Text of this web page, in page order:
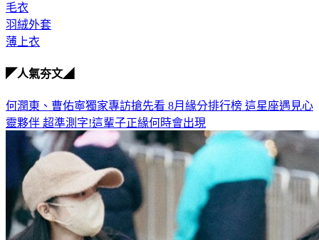
毛衣
羽絨外套
薄上衣
◤人氣夯文◢
何潤東、曹佑寧獨家專訪搶先看 8月緣分排行榜 這星座遇見心
靈夥伴 超準測字!這輩子正緣何時會出現